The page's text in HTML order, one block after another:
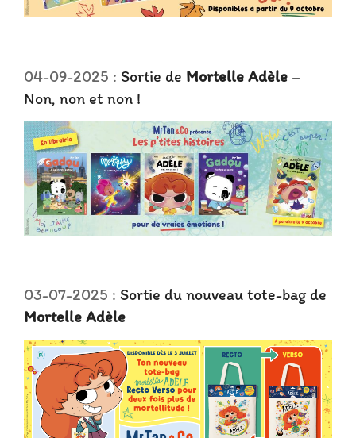
04-09-2025 : Sortie de Mortelle Adèle –
Non, non et non !
03-07-2025 : Sortie du nouveau tote-bag de
Mortelle Adèle